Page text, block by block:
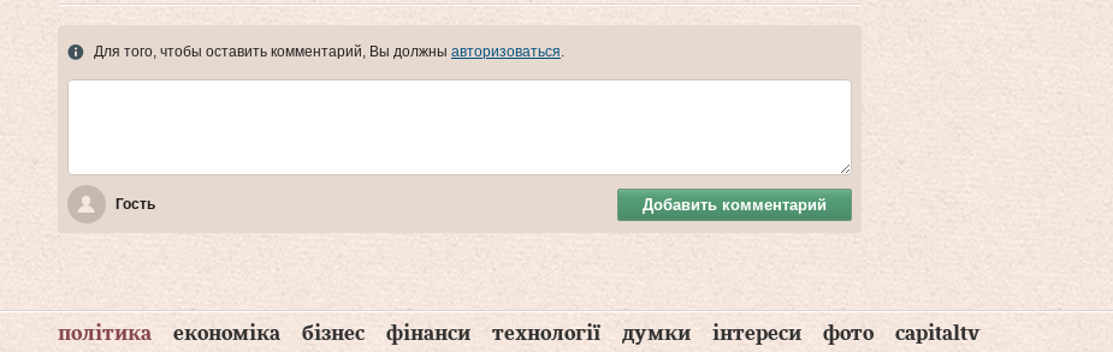
Для того, чтобы оставить комментарий, Вы должны авторизоваться
Гость Добавить комментарий
політика економіка бізнес фінанси технології думки інтереси фото capitaltv